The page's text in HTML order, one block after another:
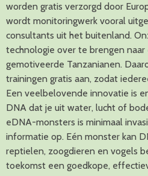
worden gratis verzorgd door
wordt monitoringwerk vooral
consultants uit het buitenland.
technologie over te brengen
gemotiveerde Tanzanianen.
trainingen gratis aan, zodat
Een veelbelovende innovatie is
DNA dat je uit water, lucht of
eDNA-monsters is minimaal
informatie op. Eén monster kan
reptielen, zoogdieren en vogels
toekomst een goedkope,